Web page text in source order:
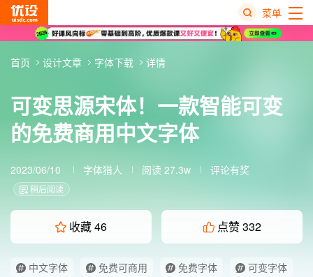
菜单
可变思源宋体！一款智能可变
的免费商用中文字体
2023/06/10 字体猎人 阅读 27.3w 评论有奖
稍后阅读
收藏46 点赞332
中文字体 免费可商用 免费字体
可变字体
首页 设计文章 字体下载 详情